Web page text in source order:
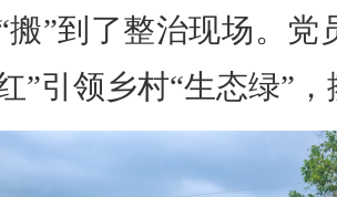
搬”到了整治现场。
”引领乡村“生态绿”